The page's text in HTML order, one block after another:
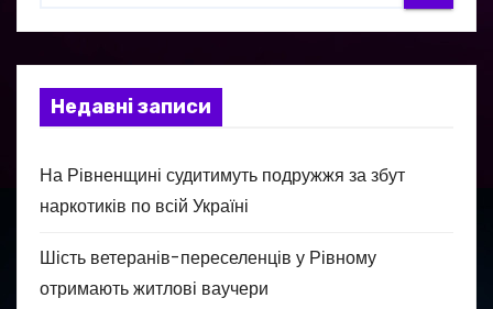
Недавні записи
На Рівненщині судитимуть подружжя за збут
наркотиків по всій Україні
Шість ветеранів-переселенців у Рівному
отримають житлові ваучери